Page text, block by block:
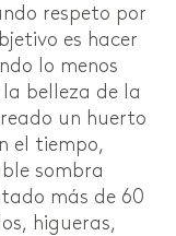
respeto por
es hacer
lo menos
belleza de la
un huerto
el tiempo,
sombra
más de 60
higueras,